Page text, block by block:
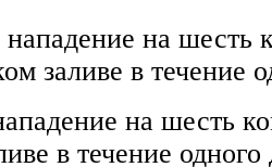
на шесть
в течение одного